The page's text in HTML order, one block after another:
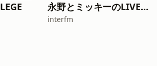
永野とミッキーのLIVE BUZZ -ライブバズ-
interfm